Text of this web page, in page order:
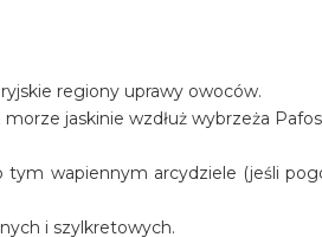
regiony uprawy owoców.
jaskinie wzdłuż wybrzeża
wapiennym arcydziele (jeśli
i szylkretowych.